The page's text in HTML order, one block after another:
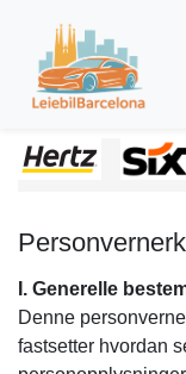
I. Generelle
Denne
fastsetter hvordan